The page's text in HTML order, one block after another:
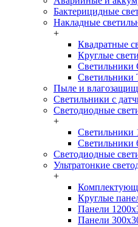
Бактерицидные
Накладные
+
Квадратные
Круглые
Светильники
Пыле и
Светильники с
Светодиодные
+
Светильники
Светильники
Светодиодные
Ультратонкие
+
Круглые
Панели
Панели